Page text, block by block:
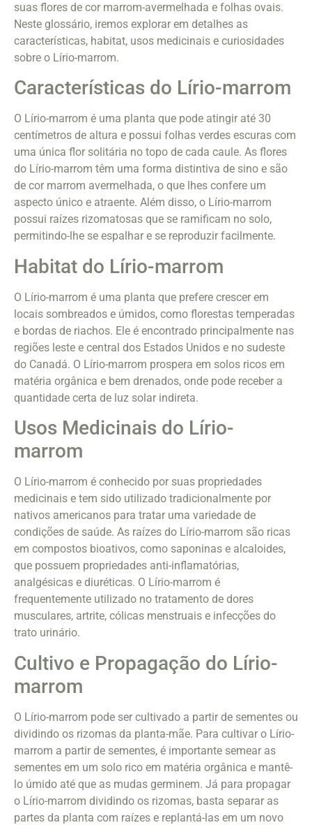
suas flores de cor marrom-avermelhada e folhas ovais.
Neste glossário, iremos explorar em detalhes as
características, habitat, usos medicinais e curiosidades
sobre o Lírio-marrom.
Características do Lírio-marrom
O Lírio-marrom é uma planta que pode atingir até 30
centímetros de altura e possui folhas verdes escuras com
uma única flor solitária no topo de cada caule. As flores
do Lírio-marrom têm uma forma distintiva de sino e são
de cor marrom avermelhada, o que lhes confere um
aspecto único e atraente. Além disso, o Lírio-marrom
possui raízes rizomatosas que se ramificam no solo,
permitindo-lhe se espalhar e se reproduzir facilmente.
Habitat do Lírio-marrom
O Lírio-marrom é uma planta que prefere crescer em
locais sombreados e úmidos, como florestas temperadas
e bordas de riachos. Ele é encontrado principalmente nas
regiões leste e central dos Estados Unidos e no sudeste
do Canadá. O Lírio-marrom prospera em solos ricos em
matéria orgânica e bem drenados, onde pode receber a
quantidade certa de luz solar indireta.
Usos Medicinais do Lírio-
marrom
O Lírio-marrom é conhecido por suas propriedades
medicinais e tem sido utilizado tradicionalmente por
nativos americanos para tratar uma variedade de
condições de saúde. As raízes do Lírio-marrom são ricas
em compostos bioativos, como saponinas e alcaloides,
que possuem propriedades anti-inflamatórias,
analgésicas e diuréticas. O Lírio-marrom é
frequentemente utilizado no tratamento de dores
musculares, artrite, cólicas menstruais e infecções do
trato urinário.
Cultivo e Propagação do Lírio-
marrom
O Lírio-marrom pode ser cultivado a partir de sementes ou
dividindo os rizomas da planta-mãe. Para cultivar o Lírio-
marrom a partir de sementes, é importante semear as
sementes em um solo rico em matéria orgânica e mantê-
lo úmido até que as mudas germinem. Já para propagar
o Lírio-marrom dividindo os rizomas, basta separar as
partes da planta com raízes e replantá-las em um novo